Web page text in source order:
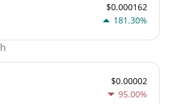
$0.000162
181.30%
$0.00002
95.00%